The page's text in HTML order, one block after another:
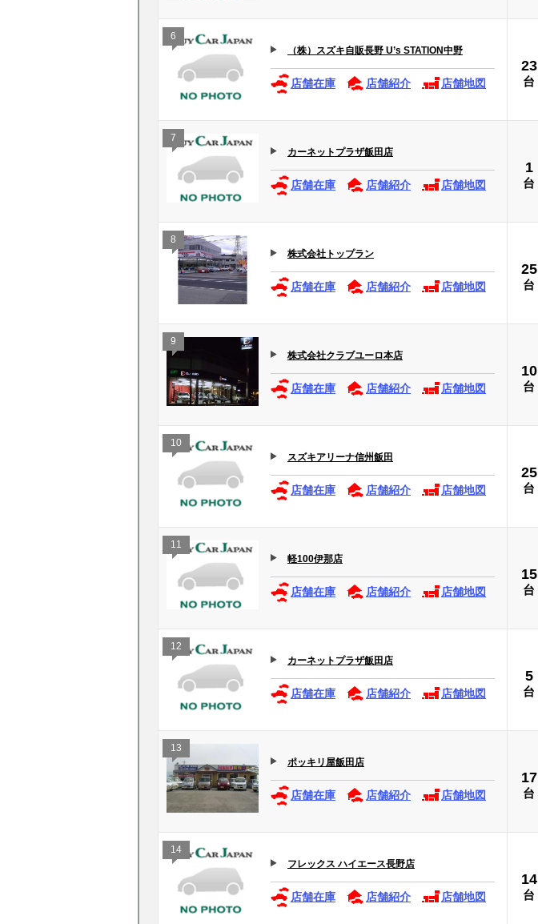
6
（株）スズキ自販長野 U’s STATION中野
店舗在庫 店舗紹介 店舗地図
23
台
7
カーネットプラザ飯田店
店舗在庫 店舗紹介 店舗地図
1
台
8
株式会社トップラン
店舗在庫 店舗紹介 店舗地図
25
台
9
株式会社クラブユーロ本店
店舗在庫 店舗紹介 店舗地図
10
台
10
スズキアリーナ信州飯田
店舗在庫 店舗紹介 店舗地図
25
台
11
軽100伊那店
店舗在庫 店舗紹介 店舗地図
15
台
12
カーネットプラザ飯田店
店舗在庫 店舗紹介 店舗地図
5
台
13
ポッキリ屋飯田店
店舗在庫 店舗紹介 店舗地図
17
台
14
フレックス ハイエース長野店
店舗在庫 店舗紹介 店舗地図
14
台